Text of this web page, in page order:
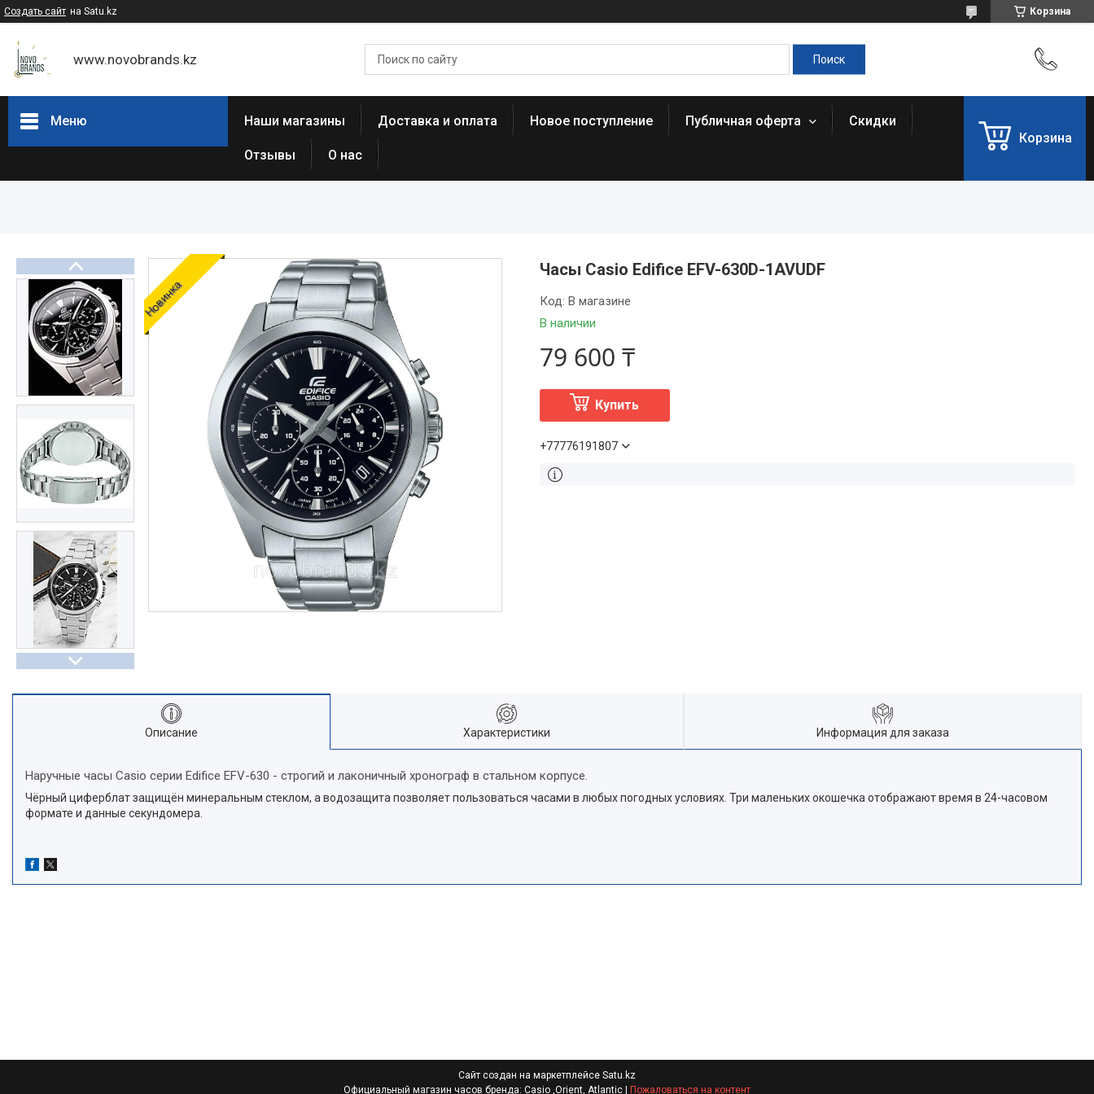
Создать сайт на Satu.kz Корзина
www.novobrands.kz
Меню
Часы Casio Pro Trek
Atlantic (Швейцария,est 1888)
Casio-Женские часы
Часы Casio Retro
Часы ORIENT
Часы Восток (Чистопольский
завод)
Casio спортивные часы
Будильники / настольные часы
Парные модели | СКИДКИ
Новости
Статьи
Наши магазины Доставка и оплата Новое поступление Публичная оферта Скидки
Отзывы О нас
Корзина
Новинка
Часы Casio Edifice EFV-630D-1AVUDF
В наличии
Код: В магазине
79 600 ₸
Купить
+77776191807
Описание Характеристики Информация для заказа
Наручные часы Casio серии Edifice EFV-630 - строгий и лаконичный хронограф в стальном корпусе.
Чёрный циферблат защищён минеральным стеклом, а водозащита позволяет пользоваться часами в любых погодных условиях. Три маленьких окошечка отображают время в 24-часовом
формате и данные секундомера.
Сайт создан на маркетплейсе Satu.kz
Пожаловаться на контент